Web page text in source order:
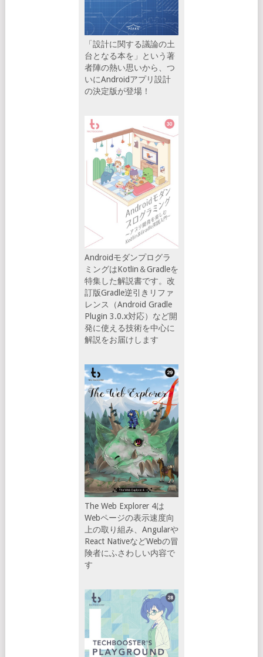
「設計に関する議論の土
台となる本を」という著
者陣の熱い思いから、つ
いにAndroidアプリ設計
の決定版が登場！
Androidモダンプログラ
ミングはKotlin＆Gradleを
特集した解説書です。改
訂版Gradle逆引きリファ
レンス（Android Gradle
Plugin 3.0.x対応）など開
発に使える技術を中心に
解説をお届けします
The Web Explorer 4は
Webページの表示速度向
上の取り組み、Angularや
React NativeなどWebの冒
険者にふさわしい内容で
す